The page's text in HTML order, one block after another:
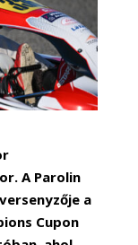
A Parolin
a
Cupon